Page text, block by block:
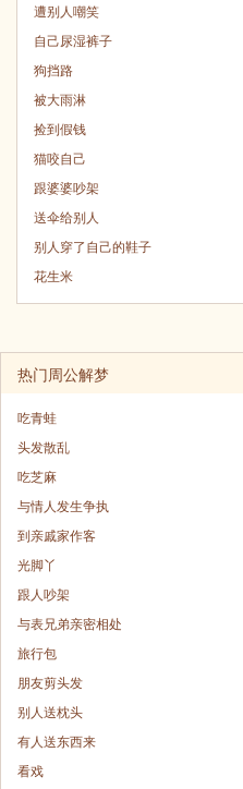
遭别人嘲笑
自己尿湿裤子
狗挡路
被大雨淋
捡到假钱
猫咬自己
跟婆婆吵架
送伞给别人
别人穿了自己的鞋子
花生米
热门周公解梦
吃青蛙
头发散乱
吃芝麻
与情人发生争执
到亲戚家作客
光脚丫
跟人吵架
与表兄弟亲密相处
旅行包
朋友剪头发
别人送枕头
有人送东西来
看戏